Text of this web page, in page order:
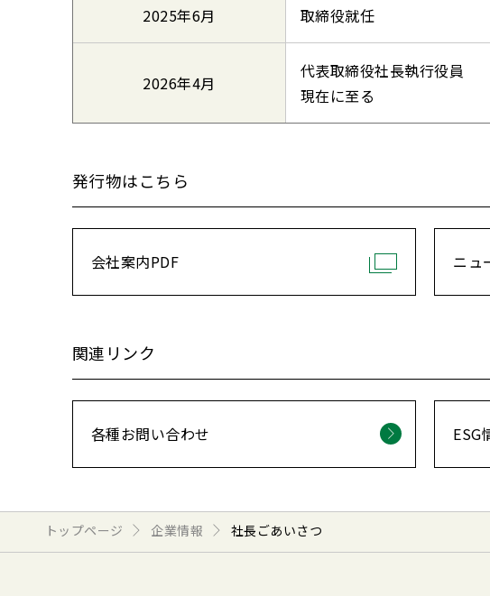
2025年6月 取締役就任
2026年4月
代表取締役社長執行役員
現在に至る
発行物はこちら
会社案内PDF ニュ
関連リンク
各種お問い合わせ ESG
トップページ 企業情報 社長ごあいさつ